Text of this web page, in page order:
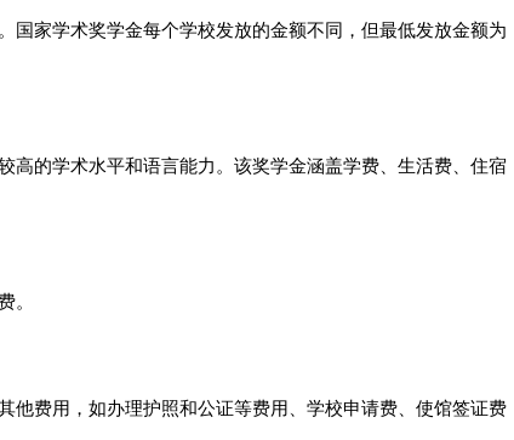
国家学术奖学金每个学校发放的金额不同，但最低发放金额为
高的学术水平和语言能力。该奖学金涵盖学费、生活费、住宿
。
他费用，如办理护照和公证等费用、学校申请费、使馆签证费